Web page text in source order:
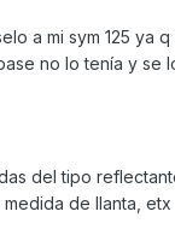
a mi sym 125 ya
no lo tenía y se
del tipo
de llanta, etx